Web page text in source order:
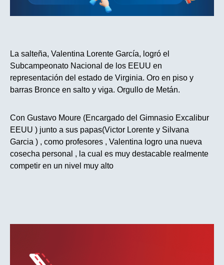
La salteña, Valentina Lorente García, logró el
Subcampeonato Nacional de los EEUU en
representación del estado de Virginia. Oro en piso y
barras Bronce en salto y viga. Orgullo de Metán.
Con Gustavo Moure (Encargado del Gimnasio Excalibur
EEUU ) junto a sus papas(Victor Lorente y Silvana
Garcia ) , como profesores , Valentina logro una nueva
cosecha personal , la cual es muy destacable realmente
competir en un nivel muy alto